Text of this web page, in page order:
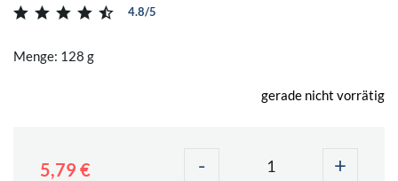
4.8/5
Menge: 128 g
gerade nicht vorrätig
5,79 € - +